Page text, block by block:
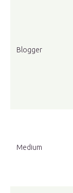
Blogger
Medium